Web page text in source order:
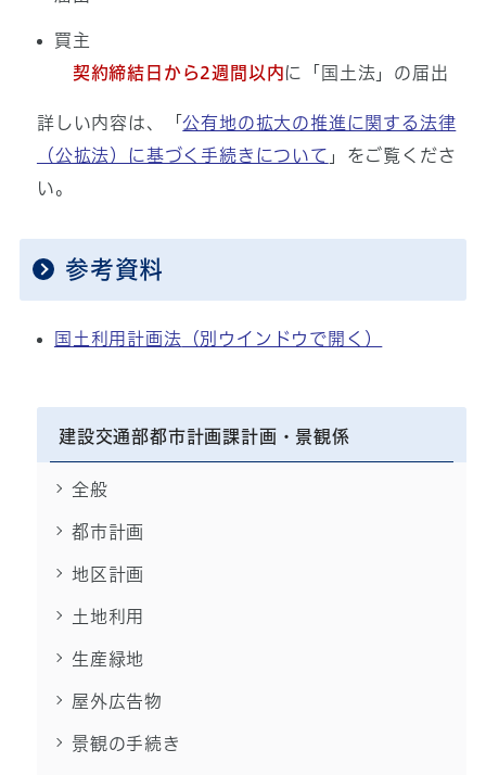
買主
契約締結日から2週間以内に「国土法」の届出
詳しい内容は、「公有地の拡大の推進に関する法律
（公拡法）に基づく手続きについて 」をご覧くださ
い。
参考資料
国土利用計画法 （別ウインドウで開く）
建設交通部都市計画課計画・景観係
全般
都市計画
地区計画
土地利用
生産緑地
屋外広告物
景観の手続き